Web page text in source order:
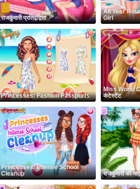
राजकुमारी प्रतिद्वंद्विता
All Year
Girl
Princesses: Fashion Passports
Miss World
कंटेस्टेंट
Princesses: Intense School
Cleanup
राजकुमारी की